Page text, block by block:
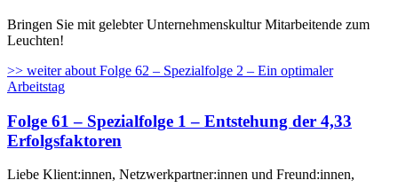
Bringen Sie mit gelebter Unternehmenskultur Mitarbeitende zum
Leuchten!
>> weiterabout Folge 62 – Spezialfolge 2 – Ein optimaler
Arbeitstag
Folge 61 – Spezialfolge 1 – Entstehung der 4,33
Erfolgsfaktoren
Liebe Klient:innen, Netzwerkpartner:innen und Freund:innen,